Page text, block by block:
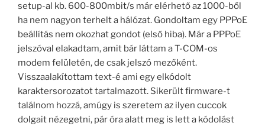
setup-al kb. 600-800mbit/s már elérhető az 1000-ből
ha nem nagyon terhelt a hálózat. Gondoltam egy PPPoE
beállítás nem okozhat gondot (első hiba). Már a PPPoE
jelszóval elakadtam, amit bár láttam a T-COM-os
modem felületén, de csak jelszó mezőként.
Visszaalakítottam text-é ami egy elkódolt
karaktersorozatot tartalmazott. Sikerült firmware-t
találnom hozzá, amúgy is szeretem az ilyen cuccok
dolgait nézegetni, pár óra alatt meg is lett a kódolást